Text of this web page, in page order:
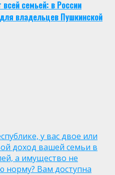
семьей: в России
владельцев Пушкинской
у вас двое или
доход вашей семьи в
а имущество не
норму? Вам доступна